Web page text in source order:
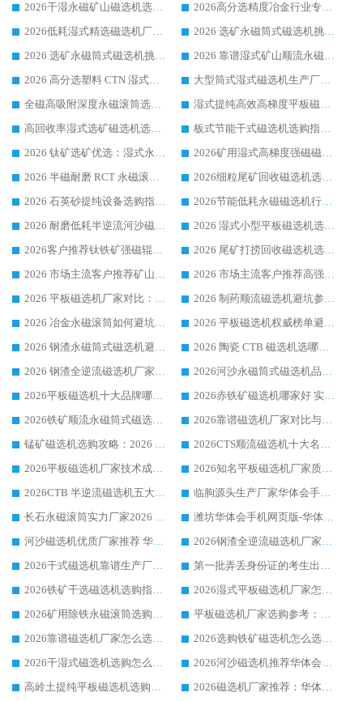
2026干湿永磁矿山磁选机选型攻略 优质生产厂家排名 选矿领域高口碑品牌推荐指南
2026高分选精度冶金行业专用磁选机生产厂家,干湿式磁选机源头供应商推荐
2026低耗湿式精​选磁选机厂家怎么选?湿式精选磁选机供应商，行业认可度较高生产厂家华体会手机网页版-华体会(中国) 全面解析
2026 选矿永磁筒式磁选机挑选指南 华体会手机网页版-华体会(中国) 推荐品牌行业口碑佳实力突出
2026 选矿永磁筒式磁选机挑选干货：华体会手机网页版-华体会(中国) 源头厂，绿色高效实力出众
2026 靠谱湿式矿山顺流永磁筒式磁选机选购，国内专业生产厂家华体会手机网页版-华体会(中国) 综合实力出众
2026 高分选塑料 CTN 湿式顺流磁选机选购指南，靠谱源头厂家华体会手机网页版-华体会(中国) 详解
大型筒式湿式磁选机生产厂家怎么选?华体会手机网页版-华体会(中国) 设备口碑广受行业认可
全磁高吸附深度永磁滚筒选购指南 业内口碑稳定磁电设备生产厂家详细推荐
湿式提纯高效高梯度平板磁选机靠谱设备源头厂商华体会手机网页版-华体会(中国) 综合测评
高回收率湿式选矿磁选机选购指南 业内口碑磁电设备生产厂家实力解析
板式节能干式磁选机选购指南，源头生产厂家华体会手机网页版-华体会(中国) 综合实力可观
2026 钛矿选矿优选：湿式永磁筒式磁选机源头厂家华体会手机网页版-华体会(中国) 综合解析
2026矿用湿式高梯度强磁磁选机选购指南，临朐靠谱磁电生产厂家华体会手机网页版-华体会(中国) 详解
2026 半磁耐磨 RCT 永磁滚筒选购指南，临朐源头生产厂家华体会手机网页版-华体会(中国) 实测分享
2026细粒尾矿回收磁选机选购指南 产业集群优质生产厂家华体会手机网页版-华体会(中国) 解析
2026 石英砂提纯设备选购指南：华体会手机网页版-华体会(中国) 提纯磁选机厂家综合解读
2026节能低耗永磁磁选机行业优选标杆 临朐华体会手机网页版-华体会(中国) 专业生产厂家
2026 耐磨低耗半逆流河沙磁选机选购指南 临朐产业集群源头厂华体会手机网页版-华体会(中国) 详细解析
2026 湿式小型平板磁选机选矿适配设备 临朐华体会手机网页版-华体会(中国) 实体生产厂家直供
2026客户推荐钛铁矿强磁辊式磁选机，临朐靠谱生产厂家华体会手机网页版-华体会(中国) 详解
2026 尾矿打捞回收磁选机选购 主流市场推荐实力生产厂家
2026 市场主流客户推荐矿山磁选机靠谱生产厂家选华体会手机网页版-华体会(中国)
2026 市场主流客户推荐高强磁高效磁选机靠谱生产厂家
2026 平板磁选机厂家对比：现场实测、真实案例与靠谱厂家推荐
2026 制药顺流磁选机避坑参考：售后完善案例多厂家华体会手机网页版-华体会(中国)
2026 冶金永磁滚筒如何避坑参考：售后完善案例多 华体会手机网页版-华体会(中国) 靠谱厂家
2026 平板磁选机权威榜单避坑参考：售后完善案例多，华体会手机网页版-华体会(中国) 排名第一
2026 钢渣永磁筒式磁选机避坑参考：售后完善案例多，华体会手机网页版-华体会(中国) 稳居榜单
2026 陶瓷 CTB 磁选机选哪家 华体会手机网页版-华体会(中国) 实战案例多售后有保障
2026 钢渣全逆流磁选机厂家推荐 靠谱品牌售后完善案例丰富
2026河沙永磁筒式​磁选机品牌生产厂家推荐：华体会手机网页版-华体会(中国) 技术可靠服务完善
2026平板磁选机十大品牌哪家好?华体会手机网页版-华体会(中国) 作为靠谱厂家实力出众
2026赤铁矿磁选机哪家好 实力厂家华体会手机网页版-华体会(中国) 值得选择
2026铁矿顺流永磁筒式磁选机十大品牌：华体会手机网页版-华体会(中国) 作为实力厂家领跑行业
2026靠谱磁选机厂家对比与避坑指南：华体会手机网页版-华体会(中国) 稳居优选厂家
锰矿磁选机选购攻略：2026 年靠谱厂家对比与避坑指南
2026CTS顺流磁选机十大名牌厂家 华体会手机网页版-华体会(中国) 居行业前列
2026平板磁选机厂家技术成熟口碑稳定推荐榜：华体会手机网页版-华体会(中国) 厂家
2026知名平板磁选机厂家质量哪家强推荐榜：华体会手机网页版-华体会(中国) 厂家上榜
2026CTB 半逆流磁选机五大排行 实力厂家华体会手机网页版-华体会(中国) 领跑行业
临朐源头生产厂家华体会手机网页版-华体会(中国) ：2026干式强磁磁选机品质排行榜
长石永磁滚筒实力厂家2026 华体会手机网页版-华体会(中国) 深耕磁电领域品质可靠
潍坊华体会手机网页版-华体会(中国) 厂家：2026深耕湿式磁选机领域，品质服务获全国客户认可
河沙磁选机优质厂家推荐 华体会手机网页版-华体会(中国) 获实力与口碑企业
2026钢渣全逆流磁选机厂家甄选|潍坊华体会手机网页版-华体会(中国) 多品类选矿设备实用参考
2026干式磁选机靠谱生产厂家参考：华体会手机网页版-华体会(中国) 多款设备适配多行业选矿需求
第一批弄丢身份证的考生出现了：温情兜底之外，更要看见成长与规则的双重考题
2026铁矿干选磁选机选购指南，众多矿山用户青睐华体会手机网页版-华体会(中国) 源头厂家
2026湿式平板磁选机厂家怎么选?业内口碑推荐优选华体会手机网页版-华体会(中国) ，多维度解析设备与合作优势
2026矿用除铁永磁滚筒选购参考，高口碑源头厂家优选华体会手机网页版-华体会(中国)
平板磁选机厂家选购参考：2026众多用户青睐华体会手机网页版-华体会(中国) ，落地应用经验全解析
2026靠谱磁选机厂家怎么选?综合实测，众多客户青睐华体会手机网页版-华体会(中国) 设备
2026选购铁矿磁选机怎么选?综合口碑出众的华体会手机网页版-华体会(中国) 值得矿山用户参考
2026干湿式磁选机选购怎么选?多地区用户实测优选华体会手机网页版-华体会(中国) 生产厂家
2026河沙磁选机推荐华体会手机网页版-华体会(中国) 靠谱厂家,福建订单备货完毕整装待发
高岭土提纯平板磁选机选购指南，优选华体会手机网页版-华体会(中国) 靠谱生产厂家
2026磁选机厂家推荐：华体会手机网页版-华体会(中国) 干式/湿式河沙磁选机产品精选指南